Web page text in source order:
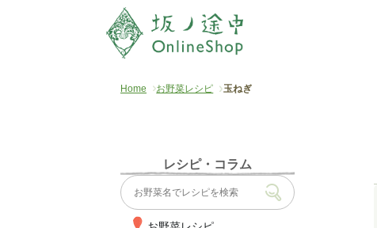
Home お野菜レシピ 玉ねぎ
レシピ・コラム